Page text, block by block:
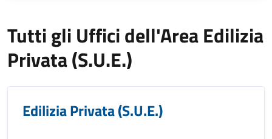
Tutti gli Uffici dell'Area Edilizia
Privata (S.U.E.)
Edilizia Privata (S.U.E.)